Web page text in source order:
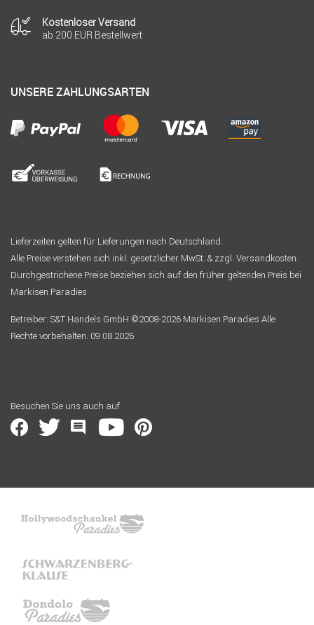
Kostenloser Versand
ab 200 EUR Bestellwert
UNSERE ZAHLUNGSARTEN
Lieferzeiten gelten für Lieferungen nach Deutschland.
Alle Preise verstehen sich inkl. gesetzlicher MwSt. & zzgl. Versandkosten.
Durchgestrichene Preise beziehen sich auf den früher geltenden Preis bei
Markisen Paradies
Betreiber: S&T Handels GmbH ©2008-2026 Markisen Paradies Alle
Rechte vorbehalten. 09.08.2026
Besuchen Sie uns auch auf